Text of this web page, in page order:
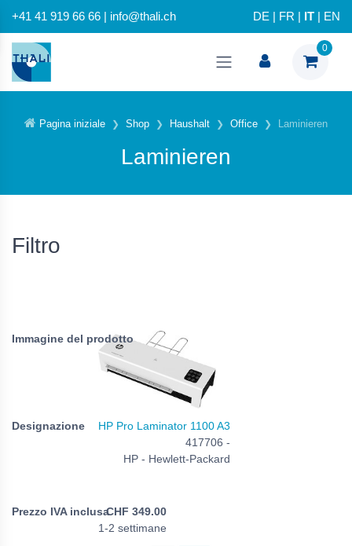
+41 41 919 66 66 | info@thali.ch DE FR IT EN
0
Pagina iniziale Shop Haushalt Office Laminieren
Laminieren
Filtro
HP Pro Laminator 1100 A3
417706 -
HP - Hewlett-Packard
CHF 349.00
1-2 settimane